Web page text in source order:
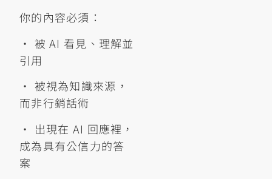
你的內容必須：
• 被 AI 看見、理解並
引用
• 被視為知識來源，
而非行銷話術
• 出現在 AI 回應裡，
成為具有公信力的答
案